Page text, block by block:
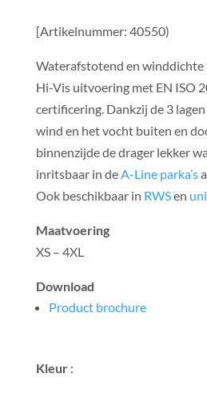
[Artikelnummer: 40550)
Waterafstotend en winddichte
Hi-Vis uitvoering met EN ISO
certificering. Dankzij de 3
wind en het vocht buiten en
binnenzijde de drager lekker
inritsbaar in deA-Line parka’s
Ook beschikbaar in RWSen
Maatvoering
XS – 4XL
Download
Product brochure
Kleur :